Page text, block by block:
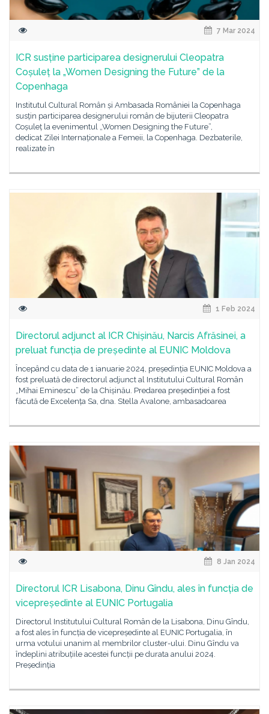
7 Mar 2024
ICR susține participarea designerului Cleopatra
Coșuleț la „Women Designing the Future” de la
Copenhaga
Institutul Cultural Român și Ambasada României la Copenhaga
susțin participarea designerului român de bijuterii Cleopatra
Coșuleț la evenimentul „Women Designing the Future”,
dedicat Zilei Internaționale a Femeii, la Copenhaga. Dezbaterile,
realizate în
1 Feb 2024
Directorul adjunct al ICR Chișinău, Narcis Afrăsinei, a
preluat funcția de președinte al EUNIC Moldova
Începând cu data de 1 ianuarie 2024, președinția EUNIC Moldova a
fost preluată de directorul adjunct al Institutului Cultural Român
„Mihai Eminescu” de la Chișinău. Predarea președinției a fost
făcută de Excelența Sa, dna. Stella Avalone, ambasadoarea
8 Jan 2024
Directorul ICR Lisabona, Dinu Gîndu, ales în funcția de
vicepreședinte al EUNIC Portugalia
Directorul Institutului Cultural Român de la Lisabona, Dinu Gîndu,
a fost ales în funcția de vicepreședinte al EUNIC Portugalia, în
urma votului unanim al membrilor cluster-ului. Dinu Gîndu va
îndeplini atribuțiile acestei funcții pe durata anului 2024.
Președinția